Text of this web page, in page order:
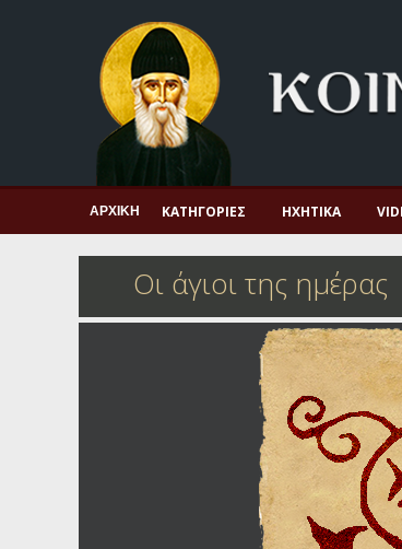
Πνευματική ζωή
Μαρτυρία και διδαχή
Λατρεία και προσευχή
Αγιολόγιο – Εορτολόγιο
Η πίστη στην εποχή μας
ΑΡΧΙΚΉ ΚΑΤΗΓΟΡΊΕΣ ΗΧΗΤΙΚΆ
Οι άγιοι της ημέρας